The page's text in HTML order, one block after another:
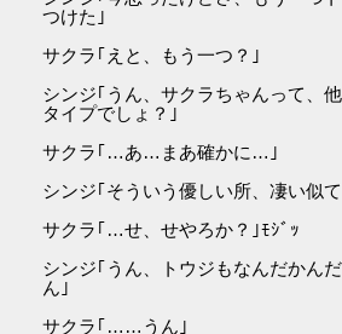
つけた｣
サクラ｢えと、もう一つ？｣
シンジ｢うん、サクラちゃんって、
タイプでしょ？｣
サクラ｢…あ…まあ確かに…｣
シンジ｢そういう優しい所、凄い似
サクラ｢…せ、せやろか？｣ﾓｼﾞｯ
シンジ｢うん、トウジもなんだかん
ん｣
サクラ｢……うん｣